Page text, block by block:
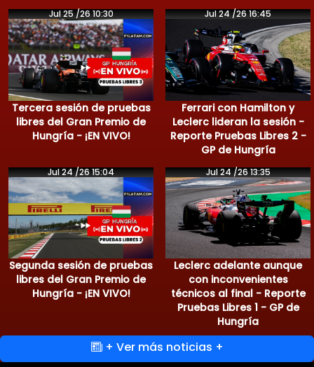
Jul 25 /26 10:30
Tercera sesión de pruebas
libres del Gran Premio de
Hungría - ¡EN VIVO!
Jul 24 /26 16:45
Ferrari con Hamilton y
Leclerc lideran la sesión -
Reporte Pruebas Libres 2 -
GP de Hungría
Jul 24 /26 15:04
Segunda sesión de pruebas
libres del Gran Premio de
Hungría - ¡EN VIVO!
Jul 24 /26 13:35
Leclerc adelante aunque
con inconvenientes
técnicos al final - Reporte
Pruebas Libres 1 - GP de
Hungría
+ Ver más noticias +